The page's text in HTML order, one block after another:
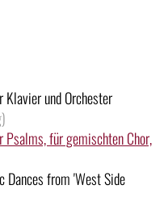
und Orchester
Psalms, für gemischten Chor,
Dances from 'West Side